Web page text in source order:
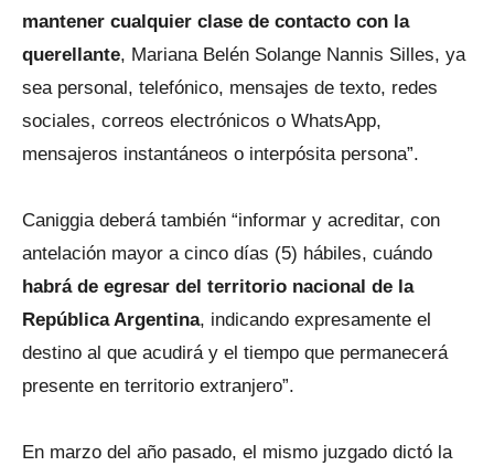
mantener cualquier clase de contacto con la
querellante, Mariana Belén Solange Nannis Silles, ya
sea personal, telefónico, mensajes de texto, redes
sociales, correos electrónicos o WhatsApp,
mensajeros instantáneos o interpósita persona”.
Caniggia deberá también “informar y acreditar, con
antelación mayor a cinco días (5) hábiles, cuándo
habrá de egresar del territorio nacional de la
República Argentina, indicando expresamente el
destino al que acudirá y el tiempo que permanecerá
presente en territorio extranjero”.
En marzo del año pasado, el mismo juzgado dictó la